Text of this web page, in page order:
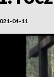
04-11